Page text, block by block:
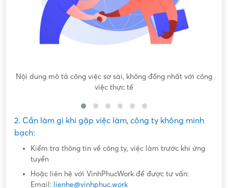
Nội dung mô tả công việc sơ sài, không đồng nhất với công
việc thực tế
2. Cần làm gì khi gặp việc làm, công ty không minh
bạch:
Kiểm tra thông tin về công ty, việc làm trước khi ứng
tuyển
Hoặc liên hệ với VinhPhucWork để được tư vấn:
Email: lienhe@vinhphuc.work